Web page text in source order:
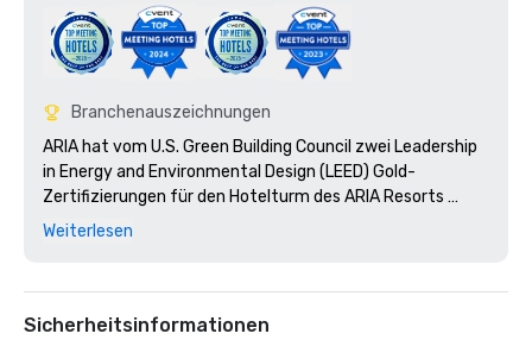
Branchenauszeichnungen
ARIA hat vom U.S. Green Building Council zwei Leadership
in Energy and Environmental Design (LEED) Gold-
Zertifizierungen für den Hotelturm des ARIA Resorts
sowie das Kongresszentrum und das Theater erhalten.
Staaten 2010
Weiterlesen
Sicherheitsinformationen